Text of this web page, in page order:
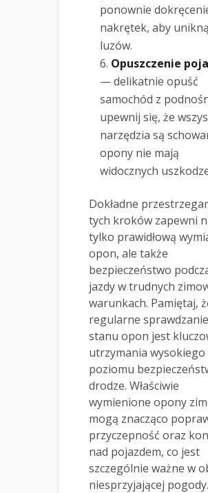
ponownie
nakrętek, aby
luzów.
Opuszczenie
— delikatnie opuść
samochód z
upewnij się, że
narzędzia są
opony nie mają
widocznych
Dokładne
tych kroków zapewni
tylko prawidłową
opon, ale także
bezpieczeństwo
jazdy w trudnych
warunkach. Pamiętaj,
regularne sprawdzanie
stanu opon jest
utrzymania wysokiego
poziomu
drodze. Właściwie
wymienione opony
mogą znacząco
przyczepność oraz
nad pojazdem, co jest
szczególnie ważne w
niesprzyjającej pogody.